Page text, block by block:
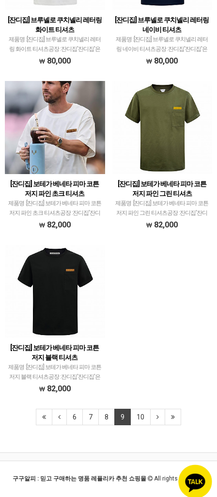
[잔디집] 브루넬로 쿠치넬리 레터링
화이트 티셔츠
제품명 :[잔디집] 브루넬로 쿠치넬리 레터
링 화이트 티셔츠공장 :잔디집'잔디집'은
다양한 브랜드 의류 전문적으로 취급하고
범위 거의 초과하…
80,000
[잔디집] 브루넬로 쿠치넬리 레터링
네이비 티셔츠
제품명 :[잔디집] 브루넬로 쿠치넬리 레터
링 네이비 티셔츠공장 :잔디집'잔디집'은
다양한 브랜드 의류 전문적으로 취급하고
범위 거의 초과하…
80,000
[잔디집] 보테가 베네타 피마 코튼
저지 파인 초크 티셔츠
제품명 :[잔디집] 보테가 베네타 피마 코튼
저지 파인 초크 티셔츠공장 :잔디집'잔디
집'은 다양한 브랜드 의류 전문적으로 취
즈 오차범위 거…
82,000
[잔디집] 보테가 베네타 피마 코튼
저지 파인 그린 티셔츠
제품명 :[잔디집] 보테가 베네타 피마 코튼
저지 파인 그린 티셔츠공장 :잔디집'잔디
집'은 다양한 브랜드 의류 전문적으로 취
82,000
[잔디집] 보테가 베네타 피마 코튼
저지 블랙 티셔츠
제품명 :[잔디집] 보테가 베네타 피마 코튼
저지 블랙 티셔츠공장 :잔디집'잔디집'은
다양한 브랜드 의류 전문적으로 취급하고
범위 거의 초…
82,000
6 7 8 9 10
구구알피 : 믿고 구매하는 명품 레플리카 추천 쇼핑몰 All rights reserved.